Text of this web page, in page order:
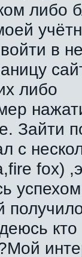
либо
в
либо
Зайти
с
fox)